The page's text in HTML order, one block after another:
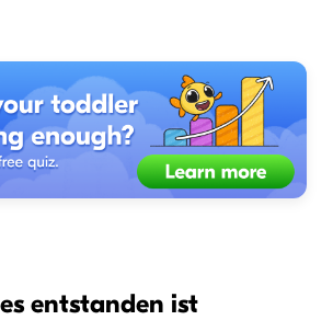
entstanden ist